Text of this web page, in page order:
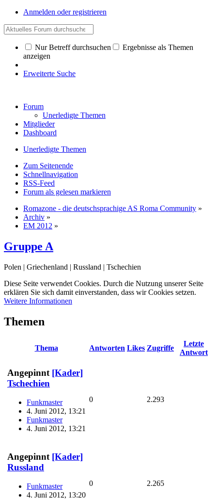
Anmelden oder registrieren
Nur Betreff durchsuchen
Ergebnisse als Themen
anzeigen
Erweiterte Suche
Forum
Unerledigte Themen
Mitglieder
Dashboard
Unerledigte Themen
Zum Seitenende
Schnellnavigation
RSS-Feed
Forum als gelesen markieren
Romazone - die deutschsprachige AS Roma Community »
Archiv »
EM 2012 »
Gruppe A
Polen | Griechenland | Russland | Tschechien
Diese Seite verwendet Cookies. Durch die Nutzung unserer Seite
erklären Sie sich damit einverstanden, dass wir Cookies setzen.
Weitere Informationen
Themen
Thema Antworten Likes Zugriffe
Letzte
Antwort
Angepinnt [Kader]
Tschechien
Funkmaster
4. Juni 2012, 13:21
Funkmaster
4. Juni 2012, 13:21
0 2.293
Angepinnt [Kader]
Russland
Funkmaster
4. Juni 2012, 13:20
0 2.265